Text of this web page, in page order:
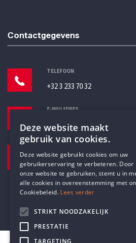
Contactgegevens
TELEFOON
+32 3 233 70 32
E-MAILADRES
Pottenbrug 4
Antwerpen, 2000
DUTCH
Deze website maakt
gebruik van cookies.
Deze website gebruikt cookies om uw
gebruikerservaring te verbeteren. Door
onze website te gebruiken, stemt u in
alle cookies in overeenstemming met
Cookiebeleid. Lees verder
STRIKT NOODZAKELIJK
PRESTATIE
TARGETING